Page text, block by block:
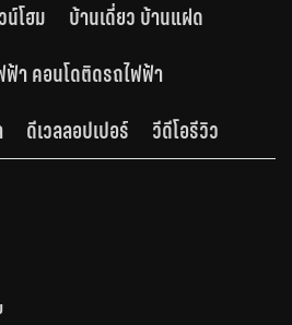
น์โฮม
บ้านเดี่ยว บ้านแฝด
ฟ้า คอนโดติดรถไฟฟ้า
ดีเวลลอปเปอร์ วีดีโอรีวิว